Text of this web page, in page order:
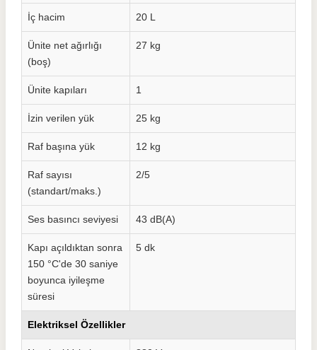
İç hacim 20 L
Ünite net ağırlığı
(boş)
27 kg
Ünite kapıları 1
İzin verilen yük 25 kg
Raf başına yük 12 kg
Raf sayısı
(standart/maks.)
2/5
Ses basıncı seviyesi 43 dB(A)
Kapı açıldıktan sonra
150 °C'de 30 saniye
boyunca iyileşme
süresi
5 dk
Elektriksel Özellikler